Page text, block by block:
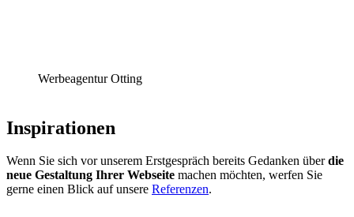
Werbeagentur Otting
Inspirationen
Wenn Sie sich vor unserem Erstgespräch bereits Gedanken überdie
neue Gestaltung Ihrer Webseite machen möchten, werfen Sie
gerne einen Blick auf unsere Referenzen.